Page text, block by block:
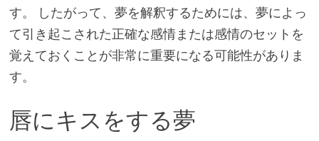
す。 したがって、夢を解釈するためには、夢によっ
て引き起こされた正確な感情または感情のセットを
覚えておくことが非常に重要になる可能性がありま
す。
唇にキスをする夢